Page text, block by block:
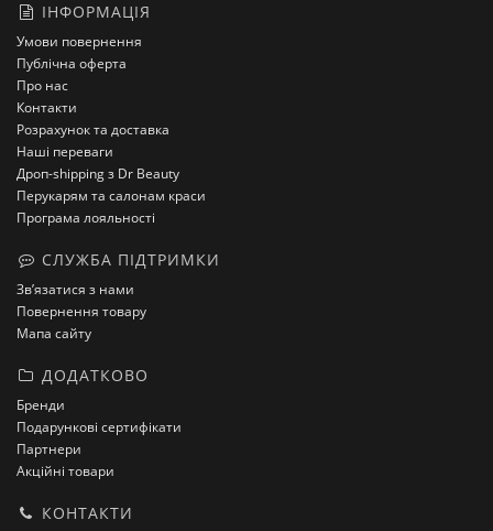
ІНФОРМАЦІЯ
Умови повернення
Публічна оферта
Про нас
Контакти
Розрахунок та доставка
Наші переваги
Дроп-shipping з Dr Beauty
Перукарям та салонам краси
Програма лояльності
СЛУЖБА ПІДТРИМКИ
Зв’язатися з нами
Повернення товару
Мапа сайту
ДОДАТКОВО
Бренди
Подарункові сертифікати
Партнери
Акційні товари
КОНТАКТИ